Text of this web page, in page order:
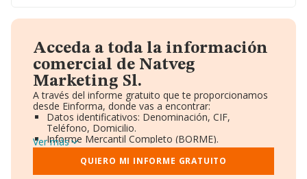
Acceda a toda la información
comercial de Natveg
Marketing Sl.
A través del informe gratuito que te proporcionamos
desde Einforma, donde vas a encontrar:
Datos identificativos: Denominación, CIF,
Teléfono, Domicilio.
Informe Mercantil Completo (BORME).
Gráficos de Evolución Ventas y Empleados.
Consejo de Administración y Administradores.
Directivos y Ejecutivos.
Ver más
QUIERO MI INFORME GRATUITO